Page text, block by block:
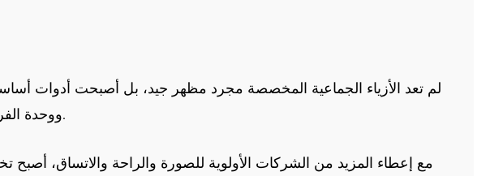
لم تعد الأزياء الجماعية المخصصة مجرد مظهر جيد، بل أصبحت أدوات أساسية
ووحدة الفريق عبر الصناعات المختلفة.
مع إعطاء المزيد من الشركات الأولوية للصورة والراحة والاتساق، أصبح